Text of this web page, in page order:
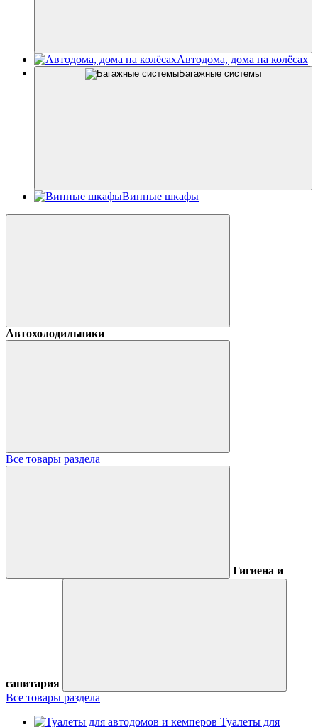
Автодома, дома на колёсах
Багажные системы
Винные шкафы
Автохолодильники
Все товары раздела
Гигиена и
санитария
Все товары раздела
Туалеты для